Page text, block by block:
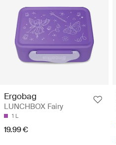
Ergobag
LUNCHBOX Fairy
1 L
19.99 €